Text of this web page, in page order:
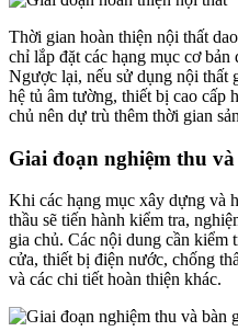
Thời gian hoàn thiện nội thất
chỉ lắp đặt các hạng mục cơ
Ngược lại, nếu sử dụng nội thất
hệ tủ âm tường, thiết bị cao cấp
chủ nên dự trù thêm thời gian
Giai đoạn nghiệm thu
Khi các hạng mục xây dựng và
thầu sẽ tiến hành kiểm tra,
gia chủ. Các nội dung cần kiểm
cửa, thiết bị điện nước, chống
và các chi tiết hoàn thiện khác.